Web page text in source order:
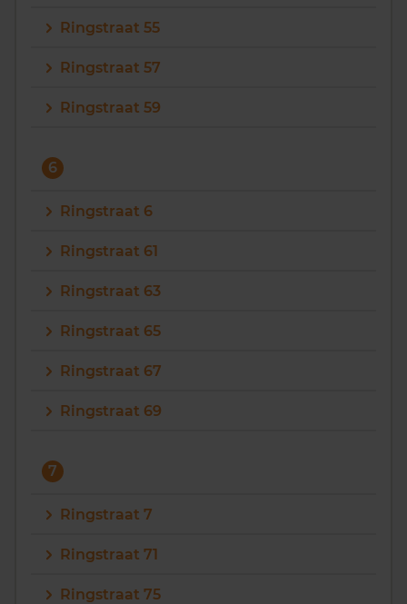
Ringstraat 55
Ringstraat 57
Ringstraat 59
6
Ringstraat 6
Ringstraat 61
Ringstraat 63
Ringstraat 65
Ringstraat 67
Ringstraat 69
7
Ringstraat 7
Ringstraat 71
Ringstraat 75